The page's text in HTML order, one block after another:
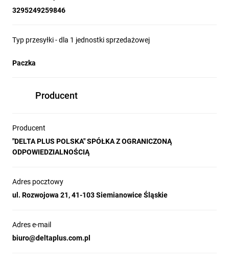
3295249259846
Typ przesyłki - dla 1 jednostki sprzedażowej
Paczka
Producent
Producent
"DELTA PLUS POLSKA" SPÓŁKA Z OGRANICZONĄ
ODPOWIEDZIALNOŚCIĄ
Adres pocztowy
ul. Rozwojowa 21, 41-103 Siemianowice Śląskie
Adres e-mail
biuro@deltaplus.com.pl